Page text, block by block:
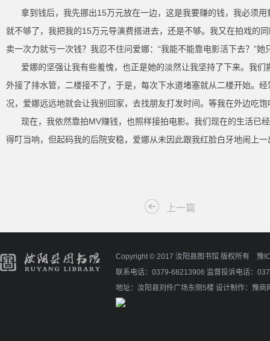
拿到钱后，我先挪出15万元放在一边，这是我要赚的钱，我必须
就不够了，我把我的15万元导演费搭进去，还是不够。我又在拍戏的
卖一次力就亏一次钱？我忍不住问爱娜：“我能不能靠电影活下去？”她
爱娜的坚强让我有些羞愧，也正是她的淡然让我坚持了下来。我
外接了排水管，二楼接不了，于是，每次下水道堵塞就从二楼开始。
况，爱娜远远地就会让我别回家，去找朋友打发时间。等我在外边吃
现在，我依然靠拍MV赚钱，也照样接拍电影。我们现在的生活已
得叮当响，但起码我的后院安稳，爱娜从未因此跟我红脸白牙地闹上
上一篇
Copyright © 2017 汝阳县图书馆 版权所有 豫
联系电话：0379-68213906 监督投诉电话：
地址：汝阳县刘伶广场东侧5楼 设计制作： 豫商